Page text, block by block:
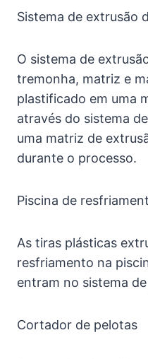
Sistema de extrusão
O sistema de
tremonha, matriz e
plastificado em uma
através do sistema
uma matriz de
durante o processo.
Piscina de
As tiras plásticas
resfriamento na
entram no sistema
Cortador de pelotas